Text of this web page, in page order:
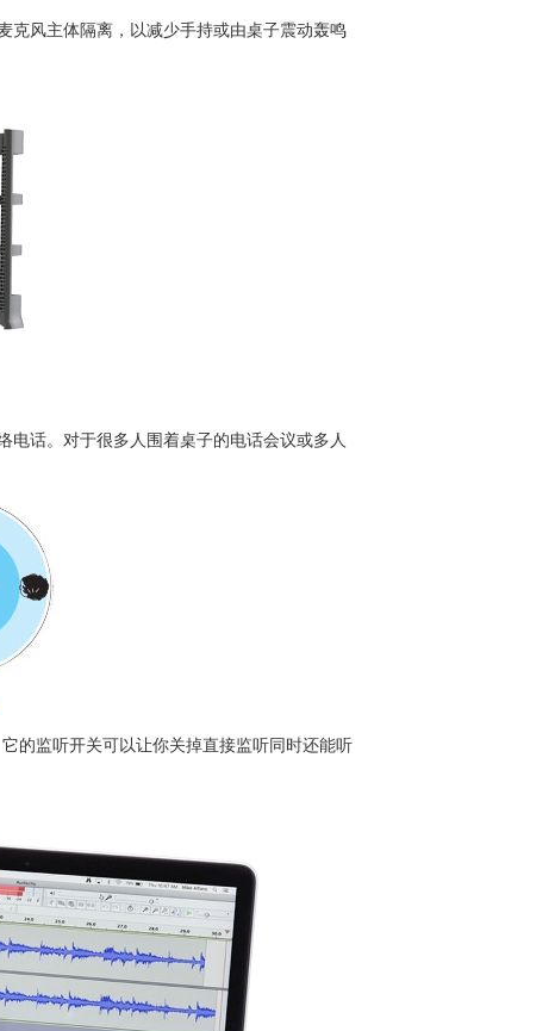
克风主体隔离，以减少手持或由桌子震动轰鸣
话。对于很多人围着桌子的电话会议或多人
的监听开关可以让你关掉直接监听同时还能听